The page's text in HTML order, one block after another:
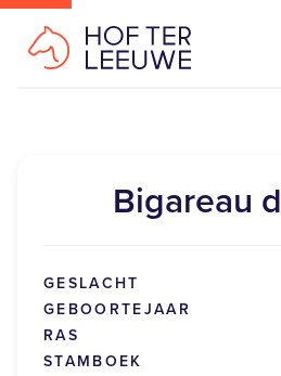
Bigareau
GESLACHT
GEBOORTEJAAR
RAS
STAMBOEK